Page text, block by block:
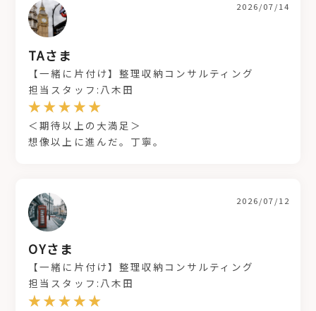
TAさま
2026/07/14
【一緒に片付け】整理収納コンサルティング
担当スタッフ:八木田
＜期待以上の大満足＞
想像以上に進んだ。丁寧。
OYさま
2026/07/12
【一緒に片付け】整理収納コンサルティング
担当スタッフ:八木田